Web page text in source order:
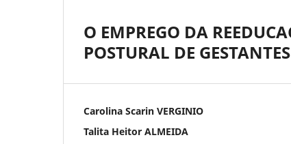
O EMPREGO DA
POSTURAL DE
Carolina Scarin VERGINIO
Talita Heitor ALMEIDA